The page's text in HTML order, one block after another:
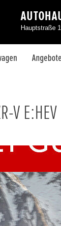
Hauptstraße
Angebote
V E:HEV